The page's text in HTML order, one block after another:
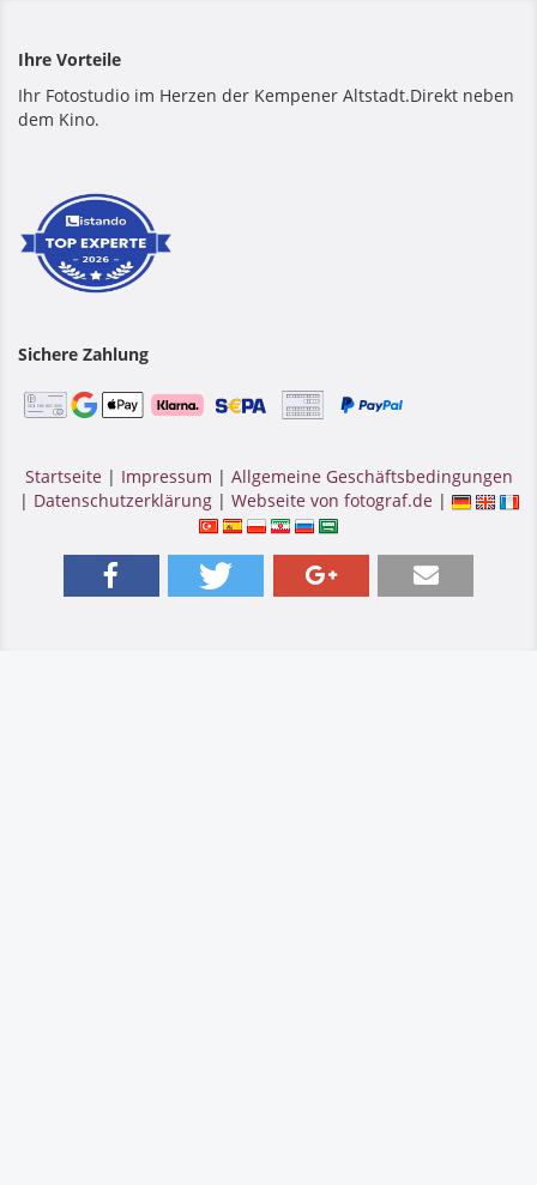
Ihre Vorteile
Ihr Fotostudio im Herzen der Kempener Altstadt.Direkt neben
dem Kino.
Sichere Zahlung
Startseite | Impressum | Allgemeine Geschäftsbedingungen
| Datenschutzerklärung| Webseite von fotograf.de |